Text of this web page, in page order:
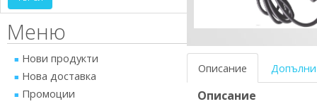
Меню
Нови продукти
Нова доставка
Промоции
Описание
Описание